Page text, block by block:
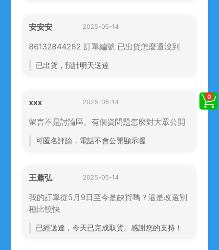
安安安 2025-05-14
86132844282 訂單編號 已出貨怎麼還沒到
已出貨，預計明天送達
xxx 2025-05-14
留言不是討論區。有個資問題怎麼對大眾公開
可匿名評論，電話不會公開顯示喔
王蕭弘 2025-05-14
我的訂單從5月9日至今是缺貨嗎？還是改選別
種比較快
已經送達，今天已完成取貨。感謝您的支持！